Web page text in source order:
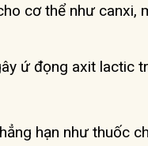
cơ thể như canxi,
ứ đọng axit lactic
hạn như thuốc